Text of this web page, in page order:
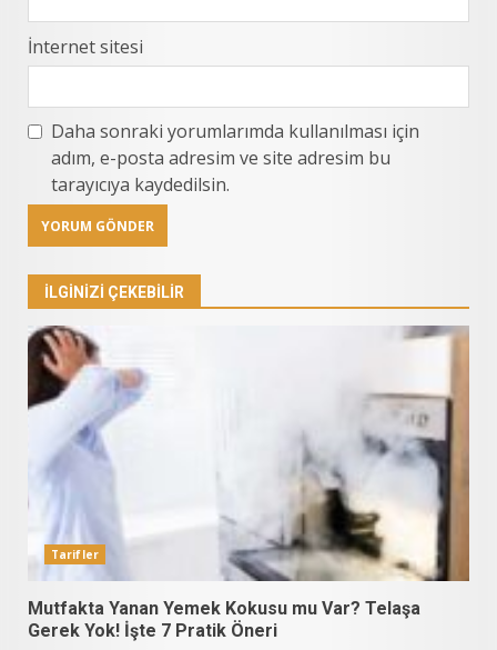
İnternet sitesi
Daha sonraki yorumlarımda kullanılması için
adım, e-posta adresim ve site adresim bu
tarayıcıya kaydedilsin.
İLGINIZI ÇEKEBILIR
Tarifler
Mutfakta Yanan Yemek Kokusu mu Var? Telaşa
Gerek Yok! İşte 7 Pratik Öneri